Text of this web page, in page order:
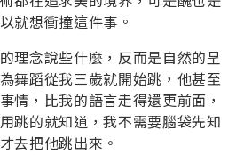
就想衝撞這件事。
理念說些什麼，反而是自然的呈
舞蹈從我三歲就開始跳，他甚至
情，比我的語言走得還更前面，
跳的就知道，我不需要腦袋先知
去把他跳出來。